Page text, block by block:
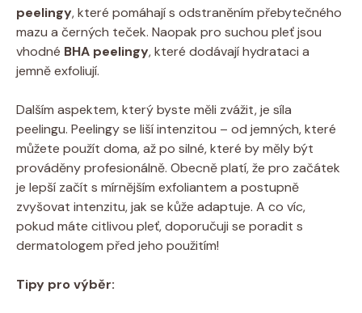
peelingy, které pomáhají s odstraněním přebytečného
mazu a černých teček. Naopak pro suchou pleť jsou
vhodné BHA peelingy, které dodávají hydrataci a
jemně exfoliují.
Dalším aspektem, který byste měli zvážit, je síla
peelingu. Peelingy se liší intenzitou – od jemných, které
můžete použít doma, až po silné, které by měly být
prováděny profesionálně. Obecně platí, že pro začátek
je lepší začít s mírnějším exfoliantem a postupně
zvyšovat intenzitu, jak se kůže adaptuje. A co víc,
pokud máte citlivou pleť, doporučuji se poradit s
dermatologem před jeho použitím!
Tipy pro výběr: